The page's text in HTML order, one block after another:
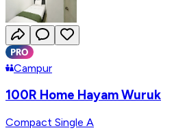
Campur
100R Home Hayam Wuruk
Compact Single A